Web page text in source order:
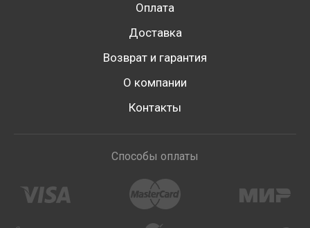
Оплата
Доставка
Возврат и гарантия
О компании
Контакты
Способы оплаты